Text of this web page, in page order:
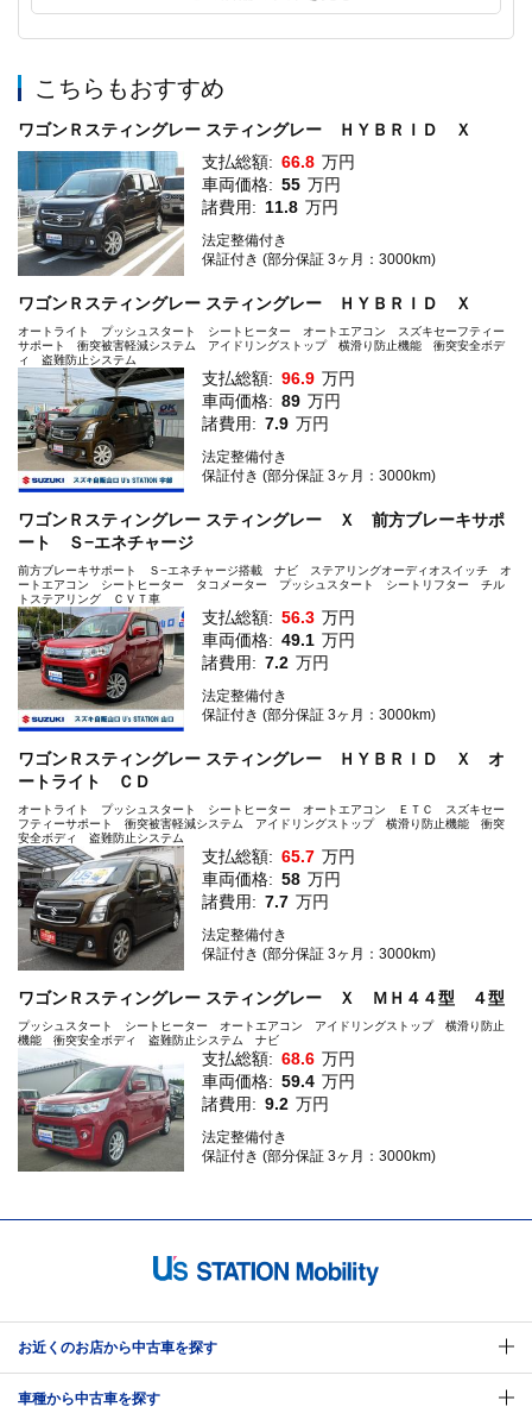
こちらもおすすめ
ワゴンＲスティングレー スティングレー ＨＹＢＲＩＤ Ｘ
支払総額: 66.8 万円
車両価格: 55 万円
諸費用: 11.8 万円
法定整備付き
保証付き (部分保証 3ヶ月：3000km)
ワゴンＲスティングレー スティングレー ＨＹＢＲＩＤ Ｘ
オートライト プッシュスタート シートヒーター オートエアコン スズキセーフティー
サポート 衝突被害軽減システム アイドリングストップ 横滑り防止機能 衝突安全ボデ
ィ 盗難防止システム
支払総額: 96.9 万円
車両価格: 89 万円
諸費用: 7.9 万円
法定整備付き
保証付き (部分保証 3ヶ月：3000km)
ワゴンＲスティングレー スティングレー Ｘ 前方ブレーキサポ
ート Ｓ−エネチャージ
前方ブレーキサポート Ｓ−エネチャージ搭載 ナビ ステアリングオーディオスイッチ オ
ートエアコン シートヒーター タコメーター プッシュスタート シートリフター チル
トステアリング ＣＶＴ車
支払総額: 56.3 万円
車両価格: 49.1 万円
諸費用: 7.2 万円
法定整備付き
保証付き (部分保証 3ヶ月：3000km)
ワゴンＲスティングレー スティングレー ＨＹＢＲＩＤ Ｘ オ
ートライト ＣＤ
オートライト プッシュスタート シートヒーター オートエアコン ＥＴＣ スズキセー
フティーサポート 衝突被害軽減システム アイドリングストップ 横滑り防止機能 衝突
安全ボディ 盗難防止システム
支払総額: 65.7 万円
車両価格: 58 万円
諸費用: 7.7 万円
法定整備付き
保証付き (部分保証 3ヶ月：3000km)
ワゴンＲスティングレー スティングレー Ｘ ＭＨ４４型 ４型
プッシュスタート シートヒーター オートエアコン アイドリングストップ 横滑り防止
機能 衝突安全ボディ 盗難防止システム ナビ
支払総額: 68.6 万円
車両価格: 59.4 万円
諸費用: 9.2 万円
法定整備付き
保証付き (部分保証 3ヶ月：3000km)
お近くのお店から中古車を探す
車種から中古車を探す